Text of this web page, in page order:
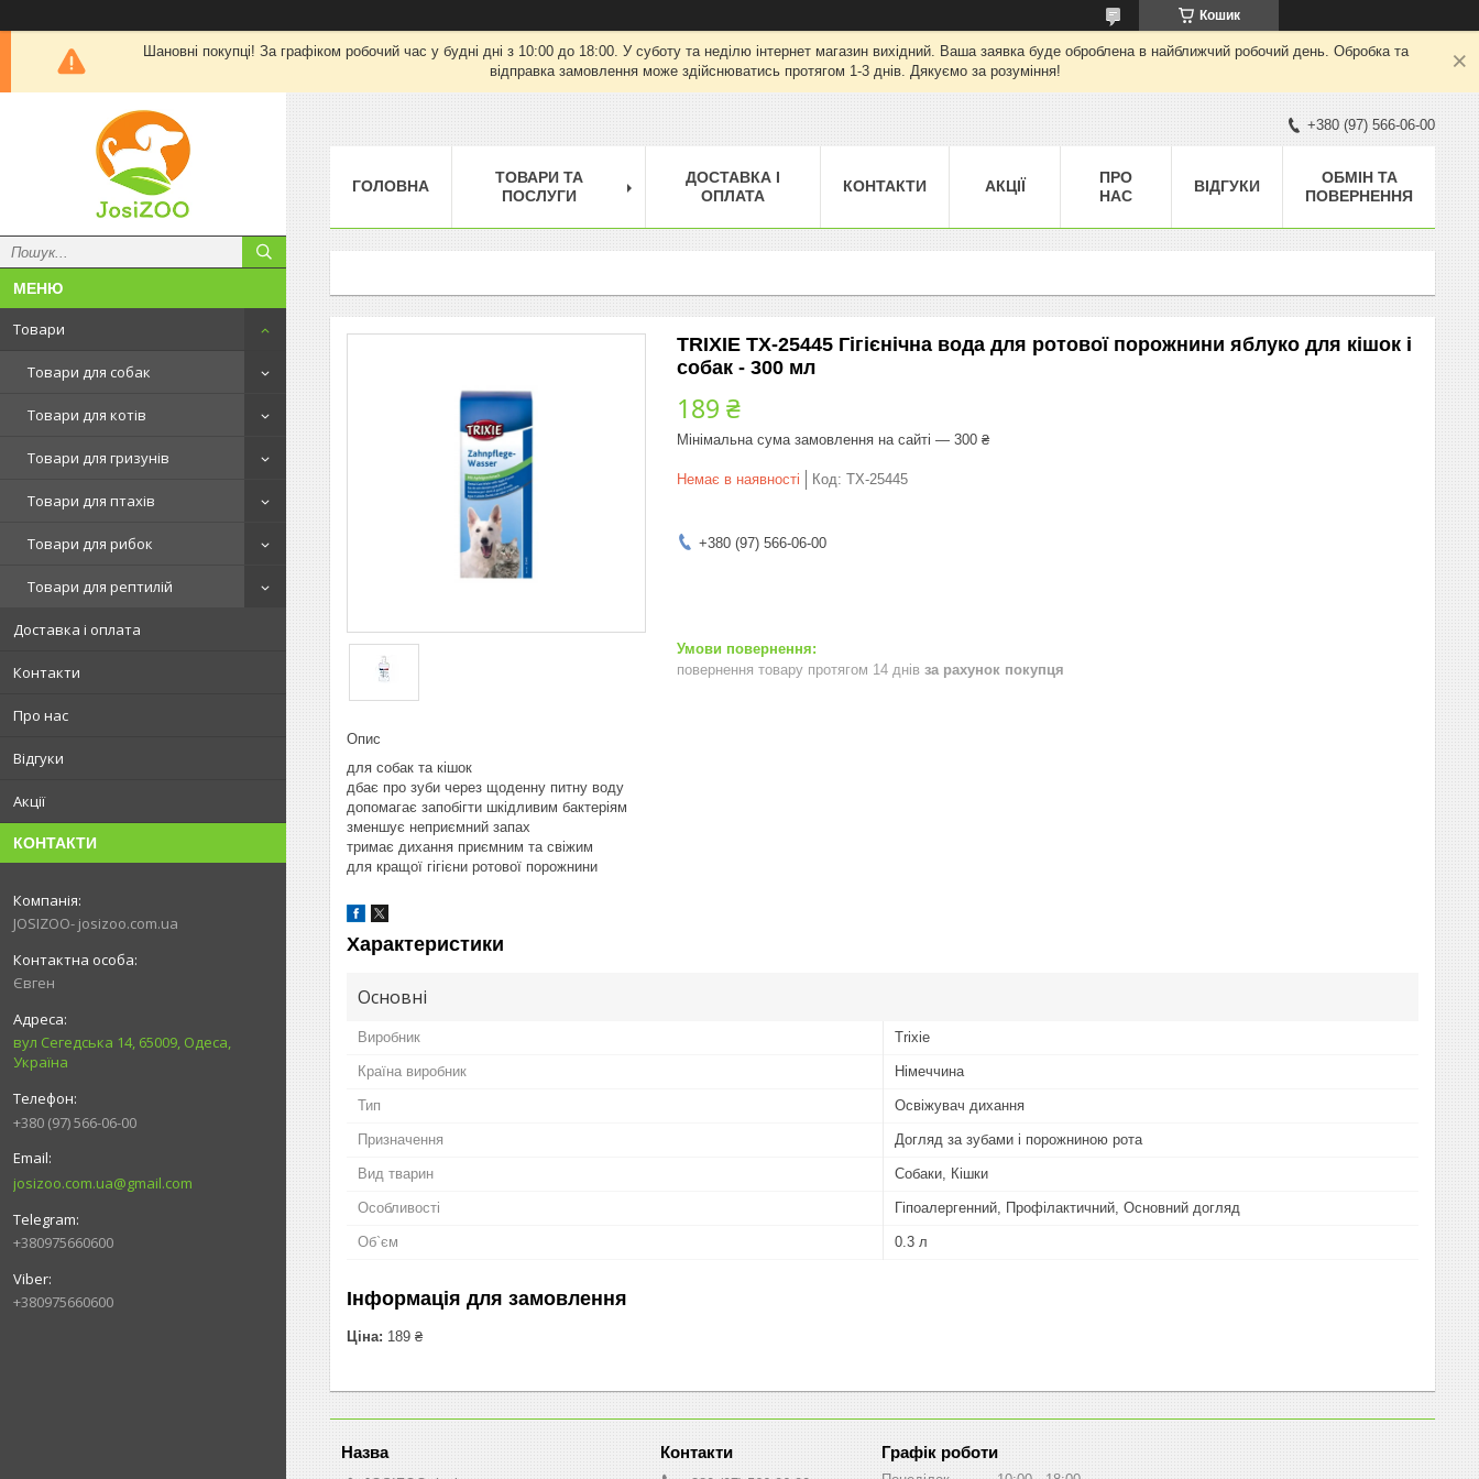
Кошик
Шановні покупці! За графіком робочий час у будні дні з 10:00 до 18:00. У суботу та неділю інтернет магазин вихідний. Ваша заявка буде оброблена в найближчий робочий день. Обробка та
відправка замовлення може здійснюватись протягом 1-3 днів. Дякуємо за розуміння!
Товари
Товари для собак
Товари для котів
Товари для гризунів
Товари для птахів
Товари для рибок
Товари для рептилій
Доставка і оплата
Контакти
Про нас
Відгуки
Акції
КОНТАКТИ
JOSIZOO- josizoo.com.ua
Євген
вул Сегедська 14, 65009, Одеса,
Україна
+380 (97) 566-06-00
josizoo.com.ua@gmail.com
+380975660600
+380975660600
+380 (97) 566-06-00
ГОЛОВНА
ТОВАРИ ТА
ПОСЛУГИ
ДОСТАВКА І
ОПЛАТА
КОНТАКТИ АКЦІЇ
ПРО
НАС
ВІДГУКИ
ОБМІН ТА
ПОВЕРНЕННЯ
TRIXIE TX-25445 Гігієнічна вода для ротової порожнини яблуко для кішок і
собак - 300 мл
189 ₴
Мінімальна сума замовлення на сайті — 300 ₴
Немає в наявності Код: TX-25445
+380 (97) 566-06-00
повернення товару протягом 14 днів за рахунок покупця
Опис
для собак та кішок
дбає про зуби через щоденну питну воду
допомагає запобігти шкідливим бактеріям
зменшує неприємний запах
тримає дихання приємним та свіжим
для кращої гігієни ротової порожнини
Характеристики
Основні
Виробник Trixie
Країна виробник Німеччина
Тип Освіжувач дихання
Призначення Догляд за зубами і порожниною рота
Вид тварин Собаки, Кішки
Особливості Гіпоалергенний, Профілактичний, Основний догляд
Об`єм 0.3 л
Інформація для замовлення
Ціна: 189 ₴
Графік роботи